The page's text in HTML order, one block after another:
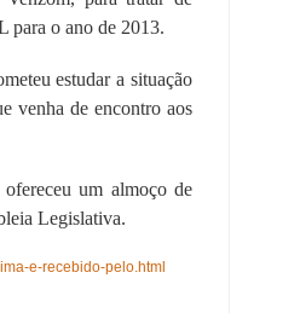
para o ano de 2013.
estudar a situação
venha de encontro aos
ofereceu um almoço de
Legislativa.
e-recebido-pelo.html